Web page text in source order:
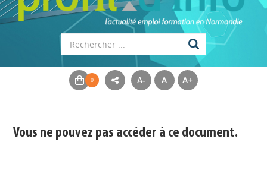
A- A A+
Vous ne pouvez pas accéder à ce document.
Appels à projets
Déposer une actu !